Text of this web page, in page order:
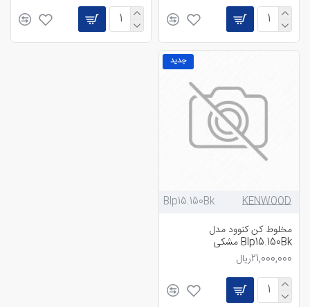
جدید
KENWOOD
Blp15.150Bk
مخلوط کن کنوود مدل
Blp15.150Bk مشکی
21,000,000ریال